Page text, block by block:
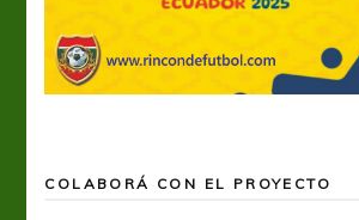
COLABORÁ CON EL PROYECTO